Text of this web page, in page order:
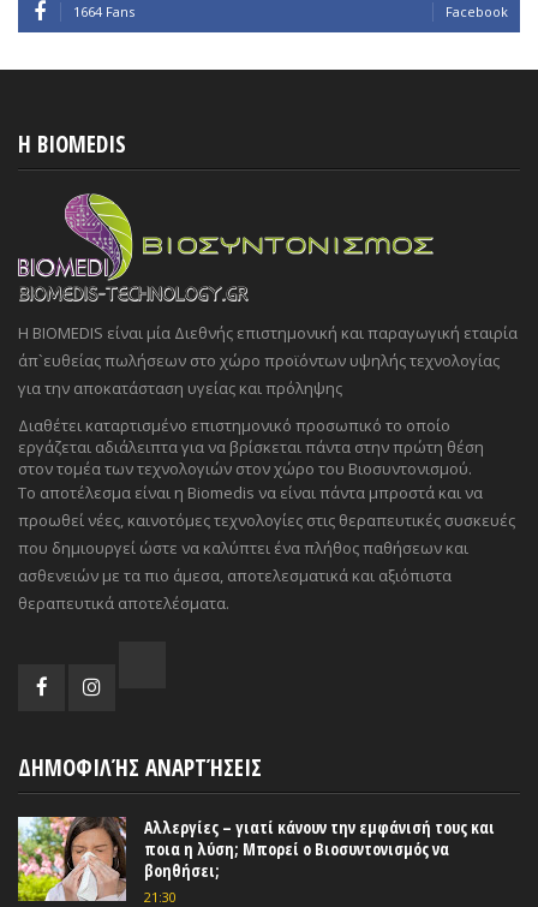
1664 Fans Facebook
H BIOMEDIS
Η BIOMEDIS είναι μία Διεθνής επιστημονική και παραγωγική εταιρία
άπ`ευθείας πωλήσεων στο χώρο προϊόντων υψηλής τεχνολογίας
για την αποκατάσταση υγείας και πρόληψης
Διαθέτει καταρτισμένο επιστημονικό προσωπικό το οποίο
εργάζεται αδιάλειπτα για να βρίσκεται πάντα στην πρώτη θέση
στον τομέα των τεχνολογιών στον χώρο του Βιοσυντονισμού.
Το αποτέλεσμα είναι η Biomedis να είναι πάντα μπροστά και να
προωθεί νέες, καινοτόμες τεχνολογίες στις θεραπευτικές συσκευές
που δημιουργεί ώστε να καλύπτει ένα πλήθος παθήσεων και
ασθενειών με τα πιο άμεσα, αποτελεσματικά και αξιόπιστα
θεραπευτικά αποτελέσματα.
ΔΗΜΟΦΙΛΉΣ ΑΝΑΡΤΉΣΕΙΣ
Αλλεργίες – γιατί κάνουν την εμφάνισή τους και
ποια η λύση; Μπορεί ο Βιοσυντονισμός να
βοηθήσει;
21:30